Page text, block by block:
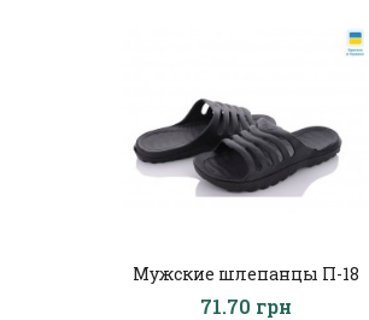
Мужские шлепанцы П-18
71.70 грн